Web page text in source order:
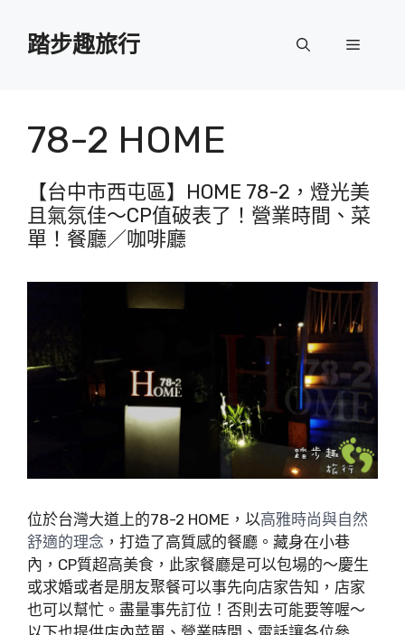
踏步趣旅行 選
78-2 HOME
【台中市西屯區】HOME 78-2，燈光美
且氣氛佳～CP值破表了！營業時間、菜
單！餐廳／咖啡廳
位於台灣大道上的78-2 HOME，以高雅時尚與自然
舒適的理念 ，打造了高質感的餐廳。藏身在小巷
內，CP質超高美食，此家餐廳是可以包場的～慶生
或求婚或者是朋友聚餐可以事先向店家告知，店家
也可以幫忙。盡量事先訂位！否則去可能要等喔～